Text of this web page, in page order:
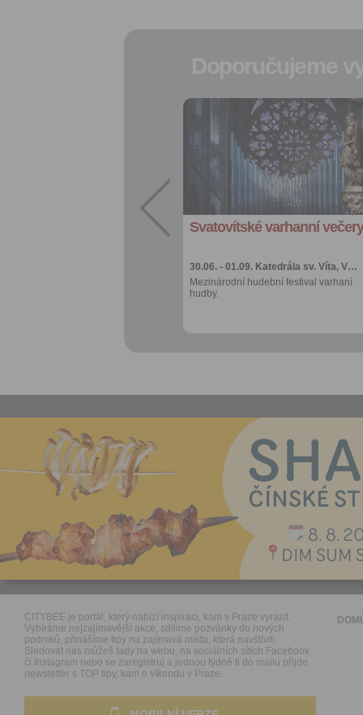
Svatovítské varhanní večery
30.06. - 01.09. Katedrála sv. Víta, V…
Mezinárodní hudební festival varhaní
hudby.
Přidat do
oblíbených
Sdílet:
Facebook
export do
kalendáře
Více výhod pro
CITYBEE je portál, který nabízí inspiraci, kam v Praze vyrazit.
Vybíráme nejzajímavější akce, sdílíme pozvánky do nových
podniků, přinášíme tipy na zajímavá místa, která navštívit.
Sledovat nás můžeš tady na webu, na sociálních sítích Facebook
či Instagram nebo se zaregistruj a jednou týdně ti do mailu přijde
newsletter s TOP tipy, kam o víkendu v Praze.